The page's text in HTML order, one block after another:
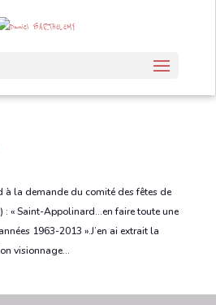
à la demande du comité des fêtes de
« Saint-Appolinard…en faire toute une
1963-2013 ».J’en ai extrait la
visionnage...